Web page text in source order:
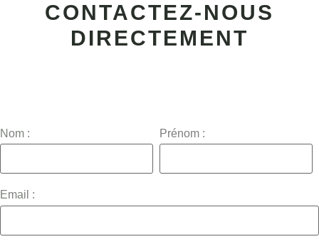
CONTACTEZ-NOUS
DIRECTEMENT
Nom : Prénom :
Email :